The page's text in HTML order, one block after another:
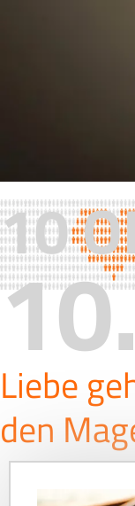
10
Liebe
den